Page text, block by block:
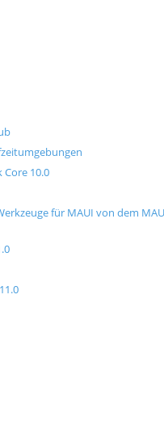
10.0
für MAUI von dem